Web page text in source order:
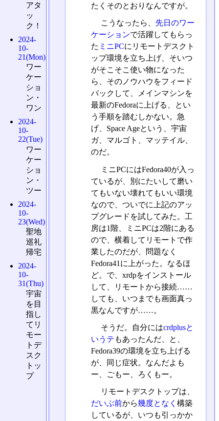
たくそのとおりなんですが。
こうなったら、 先日のワー
ケーションで活躍してもらっ
た ミニPCにリモートデスクト
ップ環境を立ち上げ、そいつ
がそこそこ使い物になった
ら、そのノウハウをフィード
バックして、メインマシンを
最新のFedoraに上げる、とい
う手順を踏むしかない。急
げ、Space Ageという、宇宙
ガ、マルゴト、マッテイル、
のだ。
ミニPCにはFedora40が入っ
ているが、別にたいして磨い
てもいない壊れてもいい環境
なので、ついでに上記のアッ
プグレードを試してみた。工
房は1階、ミニPCは2階にある
ので、横着してリモートで作
業したのだが、問題なく
Fedora41に上がった。なるほ
ど。で、xrdpをインストール
して、リモートから接続……
しても、いつまでも画面真っ
黒なんですが……。
そうだ。自分にはcrdplusと
いうテ もあったんだ、と、
Fedora39の環境を立ち上げる
が、同じ症状。なんだよも
ー、ごもー、ろくもー。
リモートデスクトップは、
だいぶ前から幾度となく 構築
しているが、いつも引っかか
アタ
ッ
ク！
2024-
10-
21(Mon)
ワー
ケー
ショ
ン・
ワン
2024-
10-
22(Tue)
ワー
ケー
ショ
ン・
ツー
2024-
10-
23(Wed)
聖地
巡礼
帰宅
2024-
10-
31(Thu)
宇宙
を目
指し
てリ
モー
トデ
スク
トッ
プ